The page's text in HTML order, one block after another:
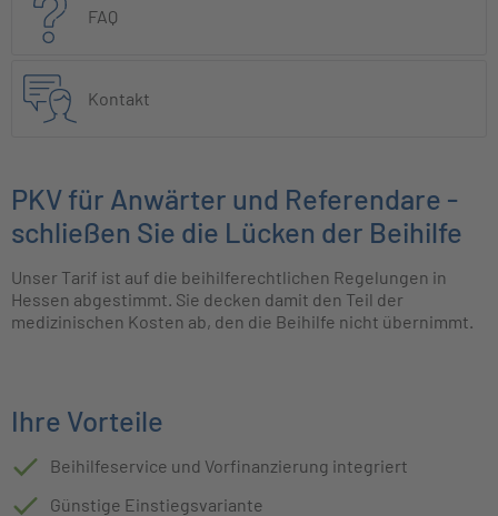
FAQ
Kontakt
PKV für Anwärter und Referendare -
schließen Sie die Lücken der Beihilfe
Unser Tarif ist auf die beihilferechtlichen Regelungen in
Hessen abgestimmt. Sie decken damit den Teil der
medizinischen Kosten ab, den die Beihilfe nicht übernimmt.
Ihre Vorteile
Beihilfeservice und Vorfinanzierung integriert
Günstige Einstiegsvariante